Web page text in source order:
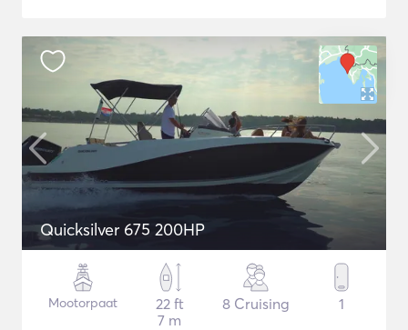
Quicksilver 675 200HP
Mootorpaat
22 ft
7 m
8 Cruising 1